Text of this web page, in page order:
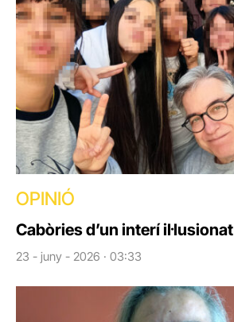
OPINIÓ
Cabòries d’un interí il·lusionat
23 - juny - 2026 · 03:33